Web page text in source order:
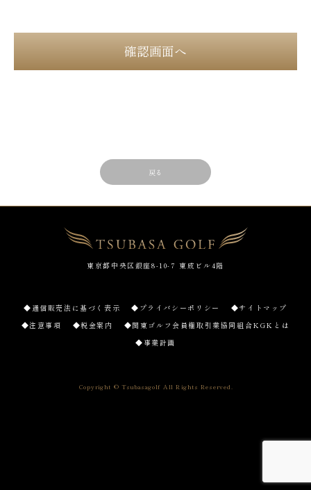
確認画面へ
戻る
東京都中央区銀座8-10-7 東成ビル4階
◆通信販売法に基づく表示 ◆プライバシーポリシー
◆サイトマップ
◆注意事項
◆税金案内
◆関東ゴルフ会員権取引業協同組合KGKとは
◆事業計画
Copyright © Tsubasagolf All Rights Reserved.